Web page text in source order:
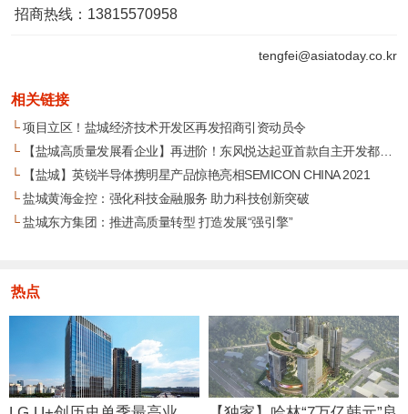
招商热线：13815570958
tengfei@asiatoday.co.kr
相关链接
└项目立区！盐城经济技术开发区再发招商引资动员令
└【盐城高质量发展看企业】再进阶！东风悦达起亚首款自主开发都市型纯电动汽车即将投入量产
└【盐城】英锐半导体携明星产品惊艳亮相SEMICON CHINA 2021
└盐城黄海金控：强化科技金融服务 助力科技创新突破
└盐城东方集团：推进高质量转型 打造发展“强引擎”
热点